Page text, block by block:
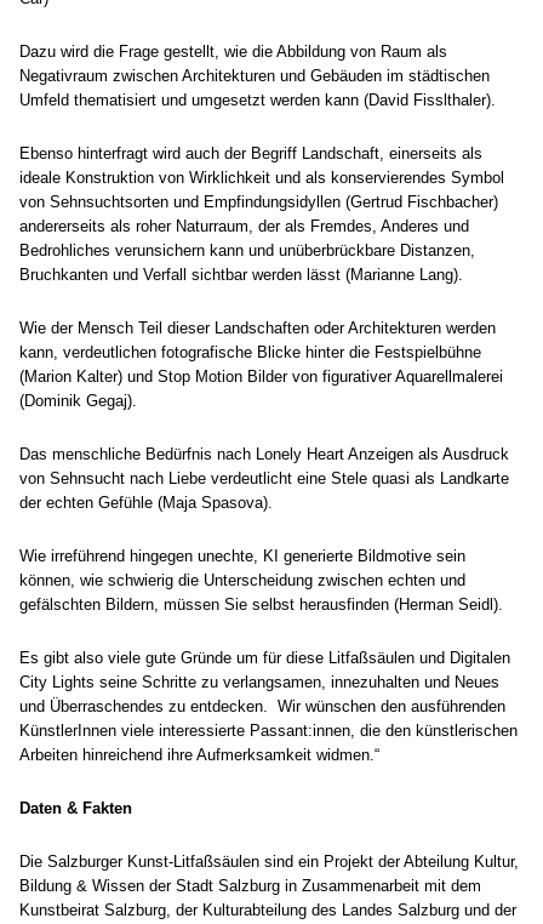
Dazu wird die Frage gestellt, wie die Abbildung von Raum als
Negativraum zwischen Architekturen und Gebäuden im städtischen
Umfeld thematisiert und umgesetzt werden kann (David Fisslthaler).
Ebenso hinterfragt wird auch der Begriff Landschaft, einerseits als
ideale Konstruktion von Wirklichkeit und als konservierendes Symbol
von Sehnsuchtsorten und Empfindungsidyllen (Gertrud Fischbacher)
andererseits als roher Naturraum, der als Fremdes, Anderes und
Bedrohliches verunsichern kann und unüberbrückbare Distanzen,
Bruchkanten und Verfall sichtbar werden lässt (Marianne Lang).
Wie der Mensch Teil dieser Landschaften oder Architekturen werden
kann, verdeutlichen fotografische Blicke hinter die Festspielbühne
(Marion Kalter) und Stop Motion Bilder von figurativer Aquarellmalerei
(Dominik Gegaj).
Das menschliche Bedürfnis nach Lonely Heart Anzeigen als Ausdruck
von Sehnsucht nach Liebe verdeutlicht eine Stele quasi als Landkarte
der echten Gefühle (Maja Spasova).
Wie irreführend hingegen unechte, KI generierte Bildmotive sein
können, wie schwierig die Unterscheidung zwischen echten und
gefälschten Bildern, müssen Sie selbst herausfinden (Herman Seidl).
Es gibt also viele gute Gründe um für diese Litfaßsäulen und Digitalen
City Lights seine Schritte zu verlangsamen, innezuhalten und Neues
und Überraschendes zu entdecken. Wir wünschen den ausführenden
KünstlerInnen viele interessierte Passant:innen, die den künstlerischen
Arbeiten hinreichend ihre Aufmerksamkeit widmen.“
Daten & Fakten
Die Salzburger Kunst-Litfaßsäulen sind ein Projekt der Abteilung Kultur,
Bildung & Wissen der Stadt Salzburg in Zusammenarbeit mit dem
Kunstbeirat Salzburg, der Kulturabteilung des Landes Salzburg und der